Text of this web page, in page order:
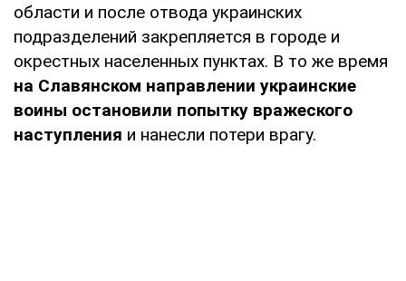
области и после отвода украинских
подразделений закрепляется в городе и
окрестных населенных пунктах. В то же время
на Славянском направлении украинские
воины остановили попытку вражеского
наступления и нанесли потери врагу.